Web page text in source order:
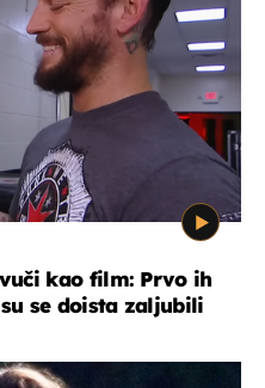
kao film: Prvo ih
se doista zaljubili